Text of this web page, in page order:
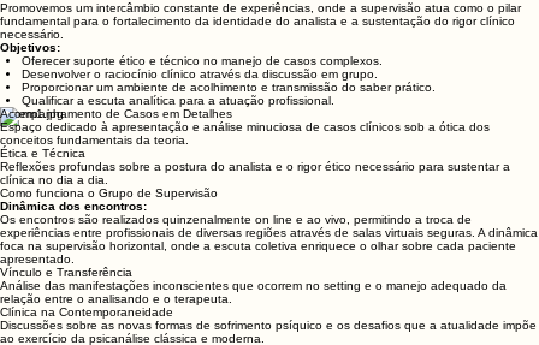
Promovemos um intercâmbio constante de experiências, onde a supervisão atua como o pilar
fundamental para o fortalecimento da identidade do analista e a sustentação do rigor clínico
necessário.
Objetivos:
Oferecer suporte ético e técnico no manejo de casos complexos.
Desenvolver o raciocínio clínico através da discussão em grupo.
Proporcionar um ambiente de acolhimento e transmissão do saber prático.
Qualificar a escuta analítica para a atuação profissional.
Acompanhamento de Casos em Detalhes
Espaço dedicado à apresentação e análise minuciosa de casos clínicos sob a ótica dos
conceitos fundamentais da teoria.
Ética e Técnica
Reflexões profundas sobre a postura do analista e o rigor ético necessário para sustentar a
clínica no dia a dia.
Como funciona o Grupo de Supervisão
Dinâmica dos encontros:
Os encontros são realizados quinzenalmente on line e ao vivo, permitindo a troca de
experiências entre profissionais de diversas regiões através de salas virtuais seguras. A dinâmica
foca na supervisão horizontal, onde a escuta coletiva enriquece o olhar sobre cada paciente
apresentado.
Vínculo e Transferência
Análise das manifestações inconscientes que ocorrem no setting e o manejo adequado da
relação entre o analisando e o terapeuta.
Clínica na Contemporaneidade
Discussões sobre as novas formas de sofrimento psíquico e os desafios que a atualidade impõe
ao exercício da psicanálise clássica e moderna.